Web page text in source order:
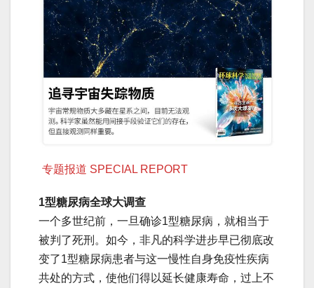
专题报道 SPECIAL REPORT
1型糖尿病全球大调查
一个多世纪前，一旦确诊1型糖尿病，就相当于
被判了死刑。如今，非凡的科学进步早已彻底改
变了1型糖尿病患者与这一慢性自身免疫性疾病
共处的方式，使他们得以延长健康寿命，过上不